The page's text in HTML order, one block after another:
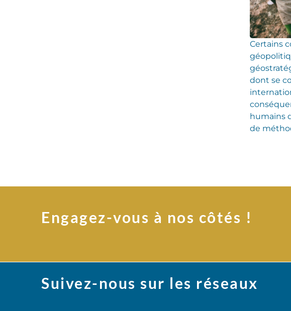
Certains
dont se
humains
de
Engagez-vous à nos côtés !
Suivez-nous sur les réseaux